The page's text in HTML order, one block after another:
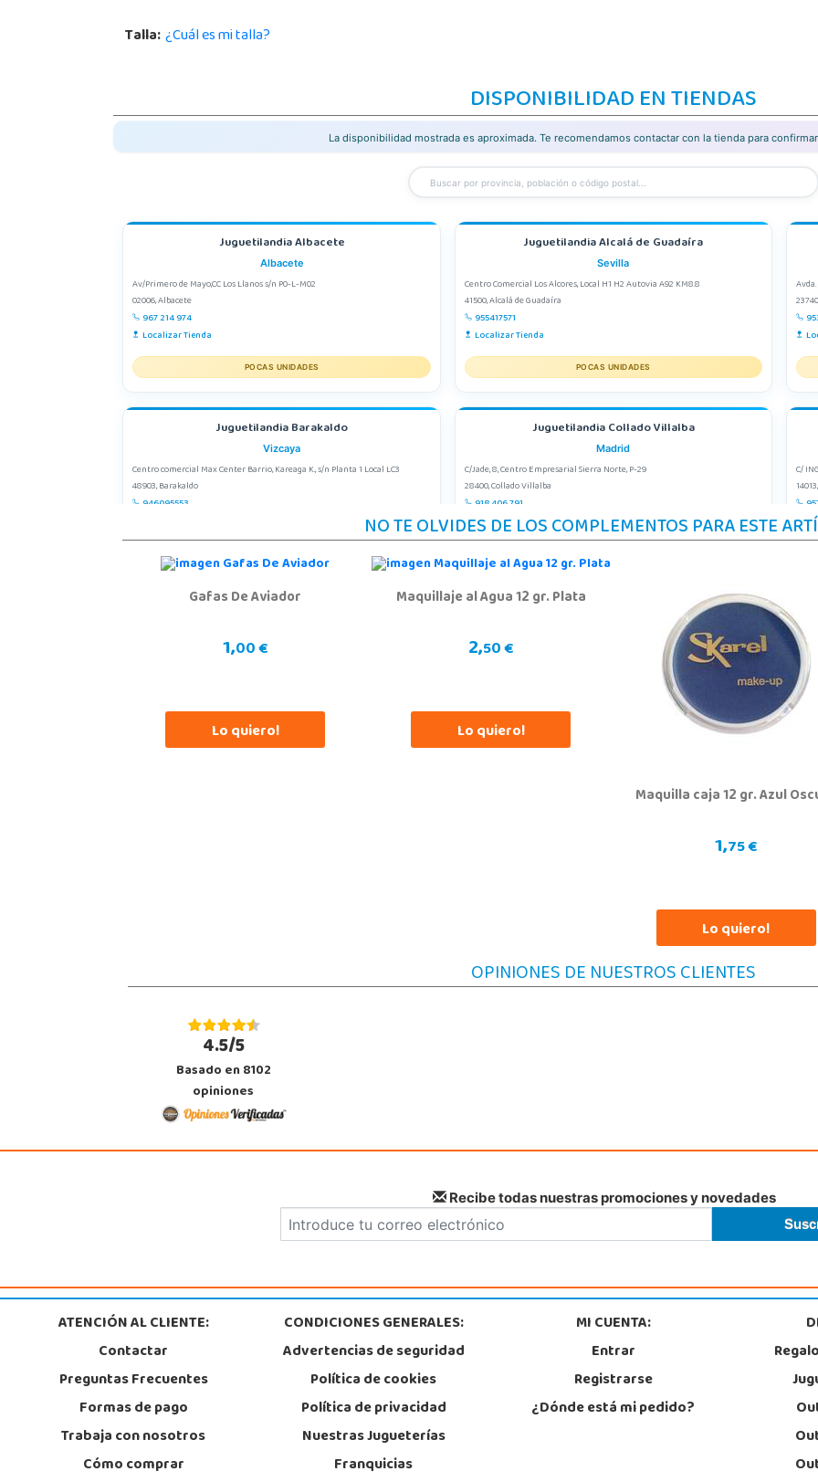
Talla:¿Cuál es mi talla?
DISPONIBILIDAD EN TIENDAS
La disponibilidad mostrada es aproximada. Te recomendamos contactar con la tienda para
Juguetilandia Albacete
Albacete
Av/Primero de Mayo,CC Los Llanos s/n P0-L-M02
02006, Albacete
967 214 974
Localizar Tienda
POCAS UNIDADES
Juguetilandia Alcalá de Guadaíra
Sevilla
Centro Comercial Los Alcores, Local H1 H2 Autovia A92 KM8.8
41500, Alcalá de Guadaíra
955417571
Localizar Tienda
POCAS UNIDADES
Juguetilandia Barakaldo
Vizcaya
Centro comercial Max Center Barrio, Kareaga K., s/n Planta 1 Local LC3
48903, Barakaldo
946095553
Juguetilandia Collado Villalba
Madrid
C/Jade, 8, Centro Empresarial Sierra Norte, P-29
28400, Collado Villalba
918 406 791
Localizar Tienda
C/
Avenida Molino de la Vega, C.C. Puerta del Odiel, Pol. Pesquero Norte, Nave 4
Localizar Tienda
POCAS UNIDADES
C/ Luis Buñuel, s/n, Parque Comercial Kinepolis
Localizar Tienda
Avd.
NO TE OLVIDES DE LOS COMPLEMENTOS PARA ESTE
Gafas De Aviador
1,00 €
Lo quiero!
Maquillaje al Agua 12 gr. Plata
2,50 €
Lo quiero!
Maquilla caja 12 gr. Azul
1,75 €
Lo quiero!
OPINIONES DE NUESTROS CLIENTES
4.5/5
Basado en 8102
opiniones
Recibe todas nuestras promociones y novedades
ATENCIÓN AL CLIENTE:
Contactar
Preguntas Frecuentes
Formas de pago
Trabaja con nosotros
Cómo comprar
CONDICIONES GENERALES:
Advertencias de seguridad
Política de cookies
Política de privacidad
Nuestras Jugueterías
Franquicias
MI CUENTA:
Entrar
Registrarse
¿Dónde está mi pedido?